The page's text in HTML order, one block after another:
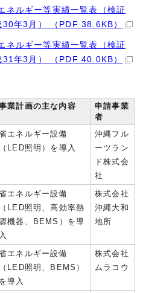
ネルギー等実績一覧表（検証
年3月） （PDF 38.6KB）
ネルギー等実績一覧表（検証
年3月） （PDF 40.0KB）
業計画の主な内容
申請事業
者
エネルギー設備
（LED照明）を導入
沖縄フル
ーツラン
ド株式会
社
エネルギー設備
（LED照明、高効率熱
機器、BEMS）を導
入
株式会社
沖縄大和
地所
エネルギー設備
（LED照明、BEMS）
を導入
株式会社
ムラコウ